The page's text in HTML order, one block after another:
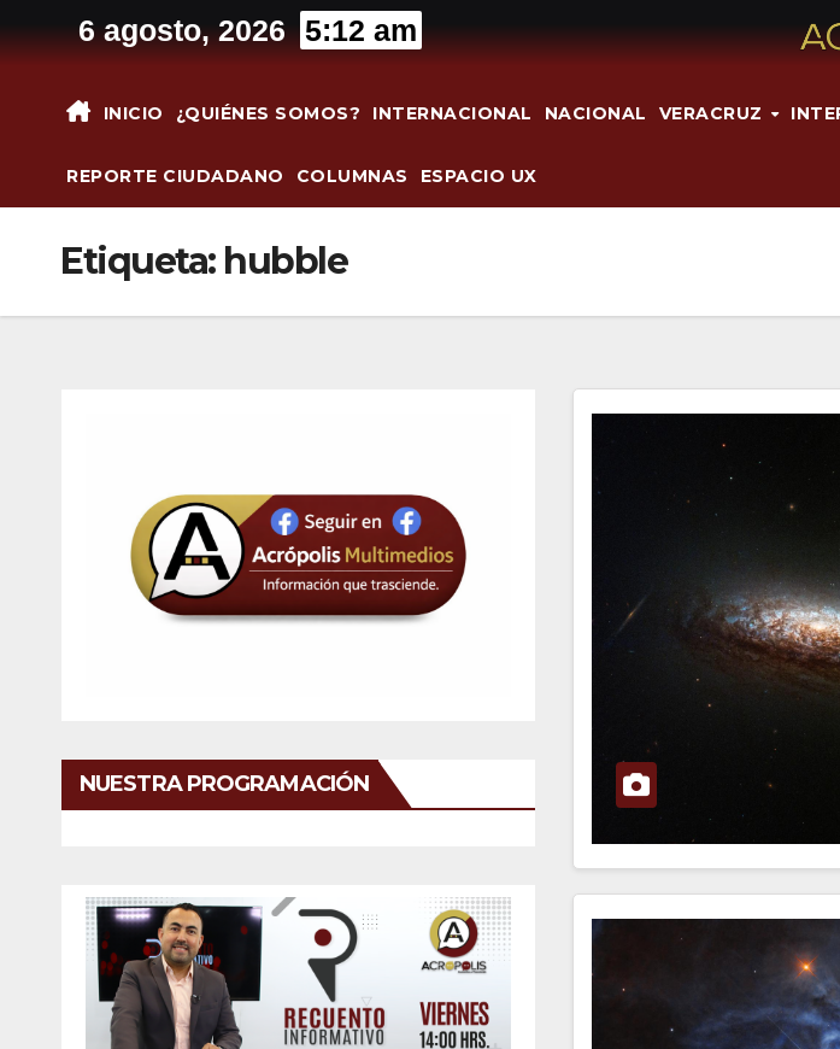
al
6 agosto, 2026 5:12 am
INICIO ¿QUIÉNES SOMOS? INTERNACIONAL NACIONAL VERACRUZ
REPORTE CIUDADANO COLUMNAS ESPACIO UX
Etiqueta: hubble
NUESTRA PROGRAMACIÓN